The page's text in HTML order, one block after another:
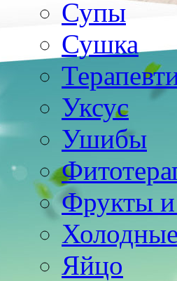
Супы
Сушка
Уксус
Ушибы
Фрукты
Яйцо